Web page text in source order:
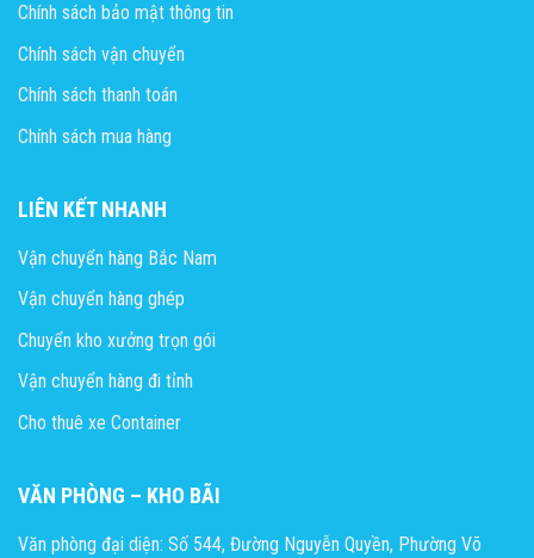
Chính sách bảo mật thông tin
Chính sách vận chuyển
Chính sách thanh toán
Chính sách mua hàng
LIÊN KẾT NHANH
Vận chuyển hàng Bắc Nam
Vận chuyển hàng ghép
Chuyển kho xưởng trọn gói
Vận chuyển hàng đi tỉnh
Cho thuê xe Container
VĂN PHÒNG – KHO BÃI
Văn phòng đại diện: Số 544, Đường Nguyễn Quyền, Phường Võ